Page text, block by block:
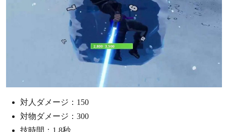
対人ダメージ：150
対物ダメージ：300